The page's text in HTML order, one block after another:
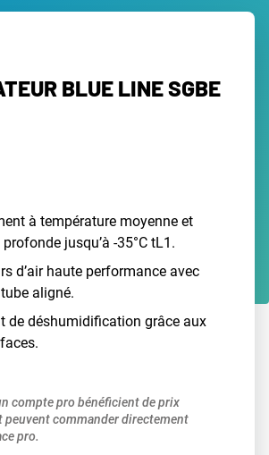
BLUE LINE SGBE
à température moyenne et
jusqu’à -35°C tL1.
d’air haute performance avec
aligné.
de déshumidification grâce aux
compte pro bénéficient de prix
peuvent commander directement
pro.